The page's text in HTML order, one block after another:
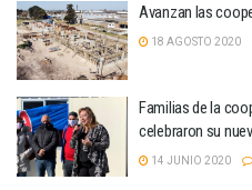
Avanzan las
18 AGOSTO 2020
Familias de la
celebraron su
14 JUNIO 2020